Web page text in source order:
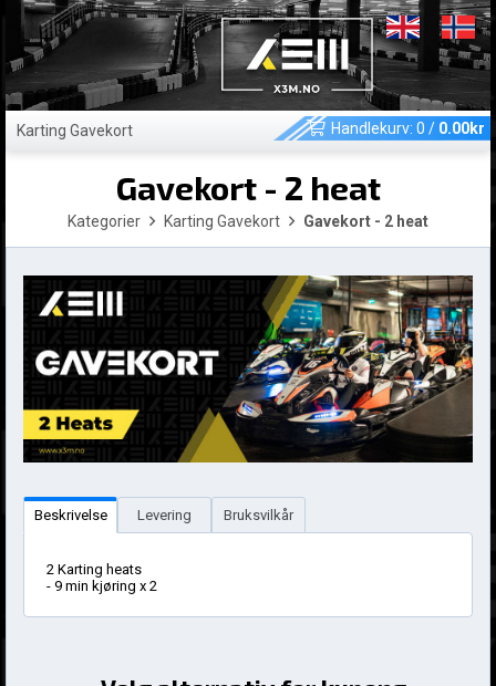
Karting Gavekort Handlekurv: 0 / 0.00kr
Gavekort - 2 heat
Kategorier Karting Gavekort Gavekort - 2 heat
Beskrivelse Levering Bruksvilkår
2 Karting heats
- 9 min kjøring x 2